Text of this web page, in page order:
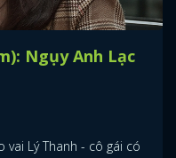
Ngụy Anh Lạc
vai Lý Thanh - cô gái có